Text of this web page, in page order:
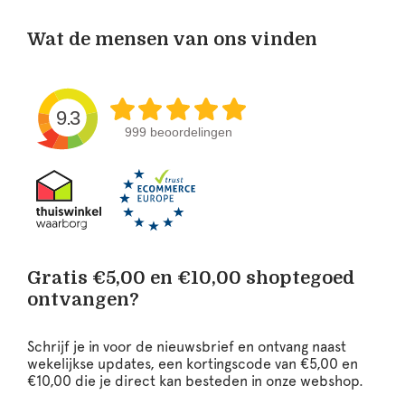
Wat de mensen van ons vinden
9.3
999 beoordelingen
Gratis €5,00 en €10,00 shoptegoed
ontvangen?
Schrijf je in voor de nieuwsbrief en ontvang naast
wekelijkse updates, een kortingscode van €5,00 en
€10,00 die je direct kan besteden in onze webshop.